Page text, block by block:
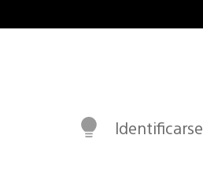
Identificarse